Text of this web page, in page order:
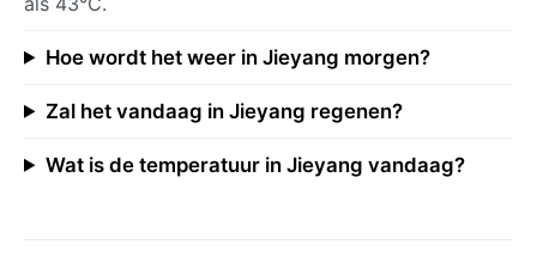
Hoe wordt het weer in Jieyang morgen?
Zal het vandaag in Jieyang regenen?
Wat is de temperatuur in Jieyang vandaag?